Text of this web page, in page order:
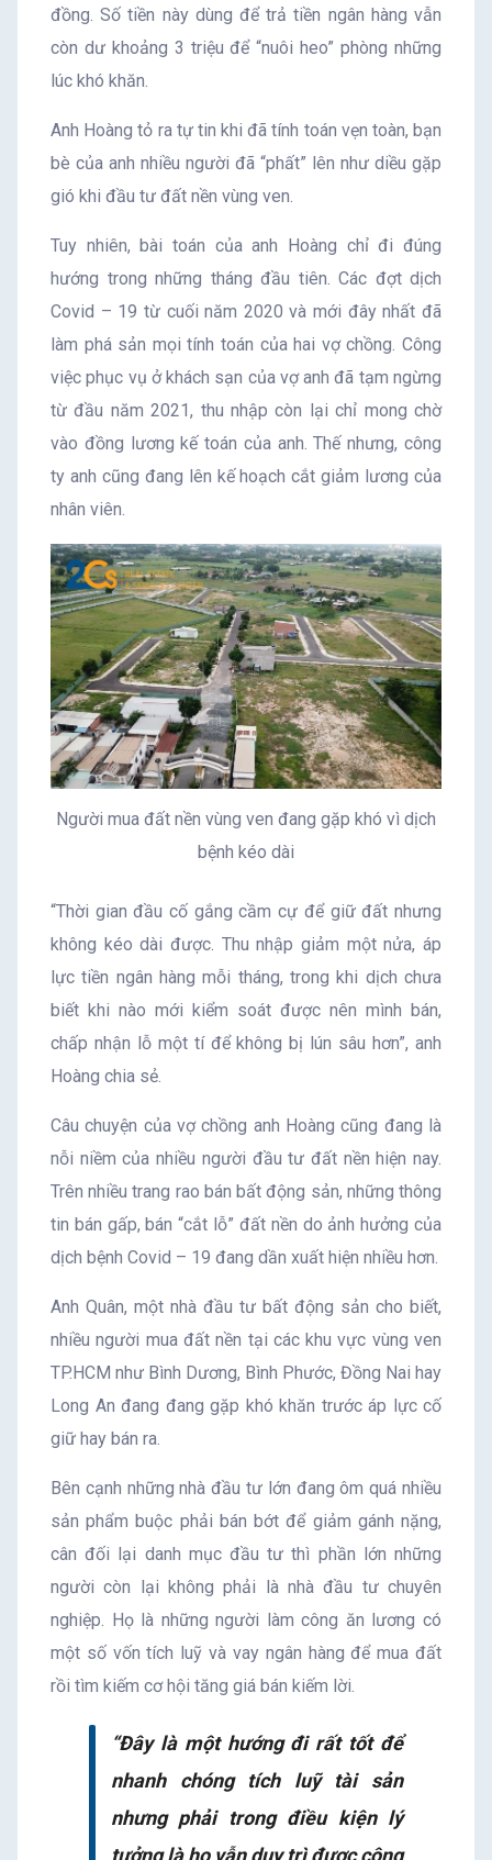
đồng. Số tiền này dùng để trả tiền ngân hàng vẫn
còn dư khoảng 3 triệu để “nuôi heo” phòng những
lúc khó khăn.
Anh Hoàng tỏ ra tự tin khi đã tính toán vẹn toàn, bạn
bè của anh nhiều người đã “phất” lên như diều gặp
gió khi đầu tư đất nền vùng ven.
Tuy nhiên, bài toán của anh Hoàng chỉ đi đúng
hướng trong những tháng đầu tiên. Các đợt dịch
Covid – 19 từ cuối năm 2020 và mới đây nhất đã
làm phá sản mọi tính toán của hai vợ chồng. Công
việc phục vụ ở khách sạn của vợ anh đã tạm ngừng
từ đầu năm 2021, thu nhập còn lại chỉ mong chờ
vào đồng lương kế toán của anh. Thế nhưng, công
ty anh cũng đang lên kế hoạch cắt giảm lương của
nhân viên.
Người mua đất nền vùng ven đang gặp khó vì dịch
bệnh kéo dài
“Thời gian đầu cố gắng cầm cự để giữ đất nhưng
không kéo dài được. Thu nhập giảm một nửa, áp
lực tiền ngân hàng mỗi tháng, trong khi dịch chưa
biết khi nào mới kiểm soát được nên mình bán,
chấp nhận lỗ một tí để không bị lún sâu hơn”, anh
Hoàng chia sẻ.
Câu chuyện của vợ chồng anh Hoàng cũng đang là
nỗi niềm của nhiều người đầu tư đất nền hiện nay.
Trên nhiều trang rao bán bất động sản, những thông
tin bán gấp, bán “cắt lỗ” đất nền do ảnh hưởng của
dịch bệnh Covid – 19 đang dần xuất hiện nhiều hơn.
Anh Quân, một nhà đầu tư bất động sản cho biết,
nhiều người mua đất nền tại các khu vực vùng ven
TP.HCM như Bình Dương, Bình Phước, Đồng Nai hay
Long An đang đang gặp khó khăn trước áp lực cố
giữ hay bán ra.
Bên cạnh những nhà đầu tư lớn đang ôm quá nhiều
sản phẩm buộc phải bán bớt để giảm gánh nặng,
cân đối lại danh mục đầu tư thì phần lớn những
người còn lại không phải là nhà đầu tư chuyên
nghiệp. Họ là những người làm công ăn lương có
một số vốn tích luỹ và vay ngân hàng để mua đất
rồi tìm kiếm cơ hội tăng giá bán kiếm lời.
“Đây là một hướng đi rất tốt để
nhanh chóng tích luỹ tài sản
nhưng phải trong điều kiện lý
tưởng là họ vẫn duy trì được công